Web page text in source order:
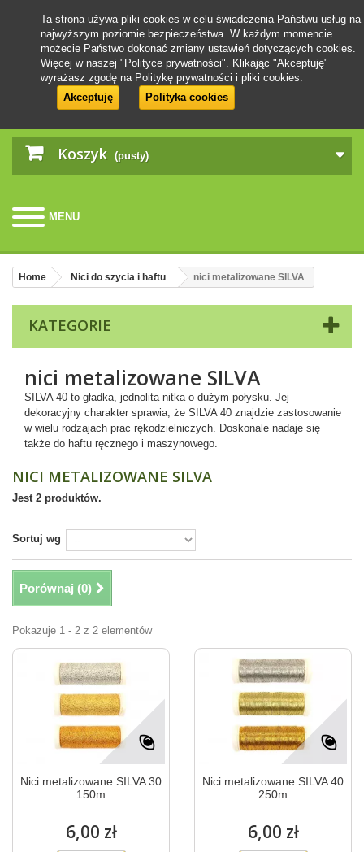
Koszyk (pusty)
MENU
Ta strona używa pliki cookies w celu świadczenia Państwu usług na
najwyższym poziomie bezpieczeństwa. W każdym momencie
możecie Państwo dokonać zmiany ustawień dotyczących cookies.
Więcej w naszej "Polityce prywatności". Klikając "Akceptuję"
wyrażasz zgodę na Politykę prywatności i pliki cookies.
Akceptuję
Polityka cookies
Home Nici do szycia i haftu nici metalizowane SILVA
KATEGORIE
nici metalizowane SILVA
SILVA 40 to gładka, jednolita nitka o dużym połysku. Jej
dekoracyjny charakter sprawia, że SILVA 40 znajdzie zastosowanie
w wielu rodzajach prac rękodzielniczych. Doskonale nadaje się
także do haftu ręcznego i maszynowego.
NICI METALIZOWANE SILVA
Jest 2 produktów.
Sortuj wg
Porównaj (0)
Pokazuje 1 - 2 z 2 elementów
Nici metalizowane SILVA 30
150m
6,00 zł
Nici metalizowane SILVA 40
250m
6,00 zł